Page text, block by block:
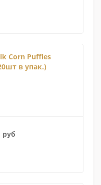
Corn Puffies
в упак.)
руб